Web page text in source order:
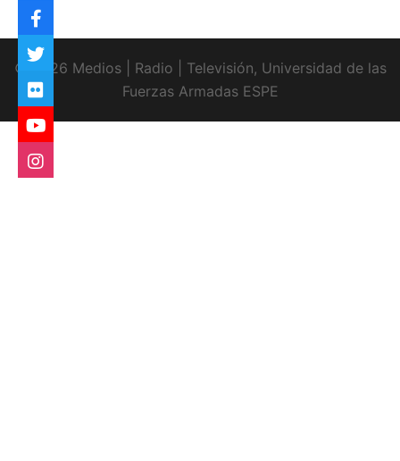
© 2026 Medios | Radio | Televisión, Universidad de las
Fuerzas Armadas ESPE